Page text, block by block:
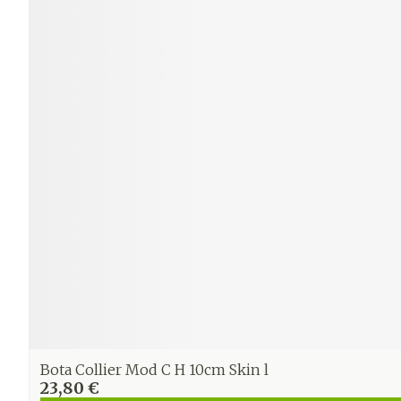
Bota Collier Mod C H 10cm Skin l
23,80 €